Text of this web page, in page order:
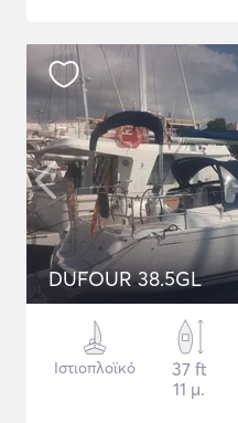
DUFOUR 38.5GL
Ιστιοπλοϊκό
37 ft
11 μ.